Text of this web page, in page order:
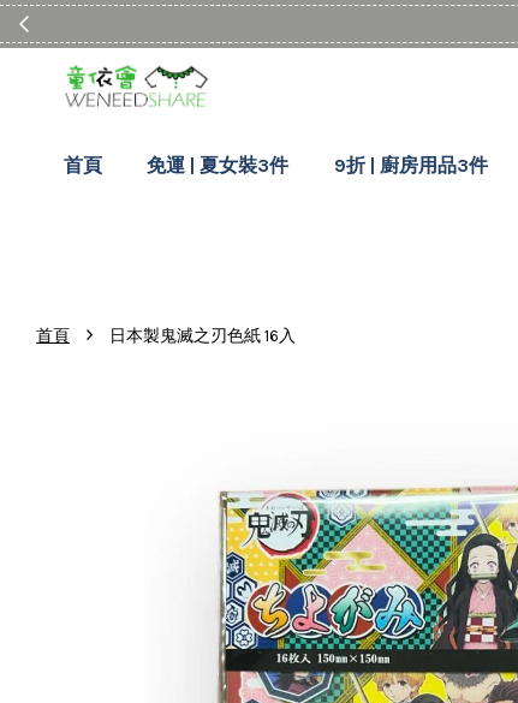
首頁 免運 | 夏女裝3件 9折 | 廚房用品3件
首頁 › 日本製鬼滅之刃色紙 16入